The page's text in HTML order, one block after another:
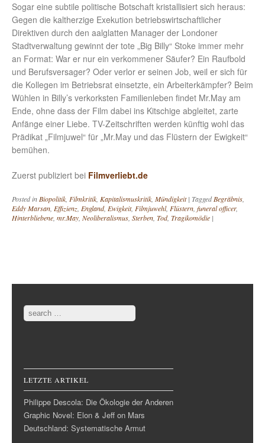
Sogar eine subtile politische Botschaft kristallisiert sich heraus:
Gegen die kaltherzige Exekution betriebswirtschaftlicher
Direktiven durch den aalglatten Manager der Londoner
Stadtverwaltung gewinnt der tote „Big Billy“ Stoke immer mehr
an Format: War er nur ein verkommener Säufer? Ein Raufbold
und Berufsversager? Oder verlor er seinen Job, weil er sich für
die Kollegen im Betriebsrat einsetzte, ein Arbeiterkämpfer? Beim
Wühlen in Billy’s verkorksten Familienleben findet Mr.May am
Ende, ohne dass der Film dabei ins Kitschige abgleitet, zarte
Anfänge einer Liebe. TV-Zeitschriften werden künftig wohl das
Prädikat „Filmjuwel“ für „Mr.May und das Flüstern der Ewigkeit“
bemühen.
Zuerst publiziert bei Filmverliebt.de
Posted inBiopolitik, Filmkritik, Kapitalismuskritik, Mündigkeit | TaggedBegräbnis,
Eddy Marsan, Effizienz, England, Ewigkeit, Filmjuwehl, Flüstern, funeral officer,
Hinterbliebene, mr.May, Neoliberalismus, Sterben, Tod, Tragikomödie |
Post navigation
Search
LETZTE ARTIKEL
Philippe Descola: Die Ökologie der Anderen
Graphic Novel: Elon & Jeff on Mars
Deutschland: Systematische Armut